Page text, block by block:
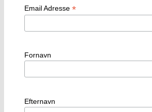
Email Adresse *
Fornavn
Efternavn